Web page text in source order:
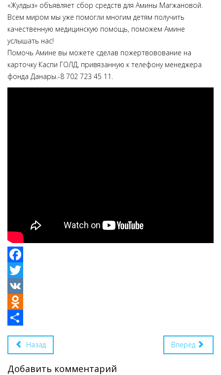
«Жулдыз» объявляет сбор средств для Амины Магжановой.
Всем миром мы уже помогли многим детям получить
качественную медицинскую помощь, поможем Амине
услышать нас!
Помочь Амине вы можете сделав пожертвовование на
карточку Каспи ГОЛД, привязанную к телефону менеджера
фонда Данары.-8 702 723 45 11.
Facebook
Twitter
VK
Odnoklassniki
Share
Назад
Вперёд
Добавить комментарий